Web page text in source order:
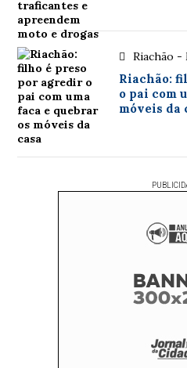
Riachão -
Riachão:
o pai com
móveis da